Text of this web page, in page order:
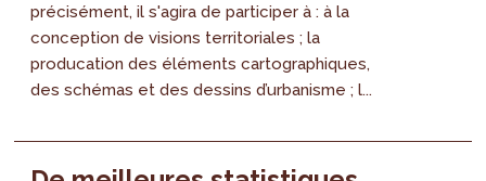
précisément, il s'agira de participer à : à la
conception de visions territoriales ; la
producation des éléments cartographiques,
des schémas et des dessins d’urbanisme ; l...